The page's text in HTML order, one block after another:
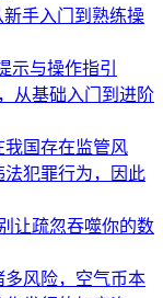
新手入门到熟练操
示与操作指引
从基础入门到进阶
我国存在监管风
法犯罪行为，因此
让疏忽吞噬你的数
风险，空气币本